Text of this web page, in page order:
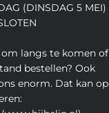
(DINSDAG 5 MEI)
langs te komen of
bestellen? Ook
enorm. Dat kan op